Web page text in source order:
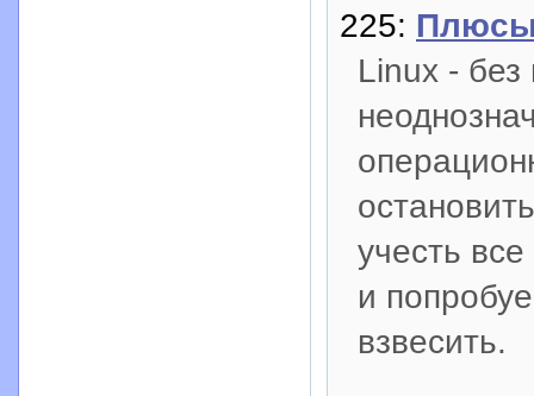
225:
Linux -
учесть
и
взвесить.